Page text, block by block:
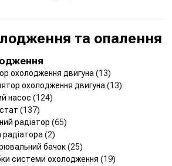
та опалення
охолодження двигуна (13)
охолодження двигуна (13)
насос (124)
(137)
радіатор (65)
радіатора (2)
бачок(25)
системи охолодження (19)